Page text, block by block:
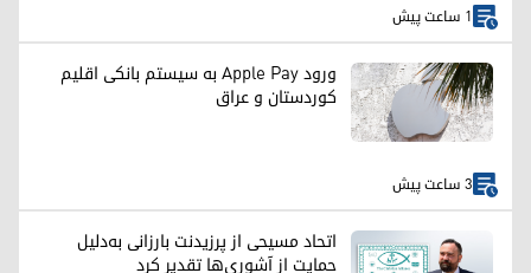
1 ساعت پیش
ورود Apple Pay به سیستم بانکی اقلیم
کوردستان و عراق
3 ساعت پیش
اتحاد مسیحی از پرزیدنت بارزانی به‌دلیل
حمایت از آشوری‌ها تقدیر کرد